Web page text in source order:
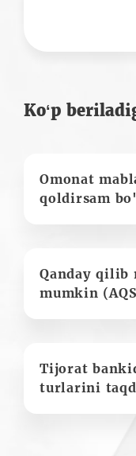
Ko‘p
Omonat
qoldirsam
Qanday qilib
mumkin
Tijorat
turlarini